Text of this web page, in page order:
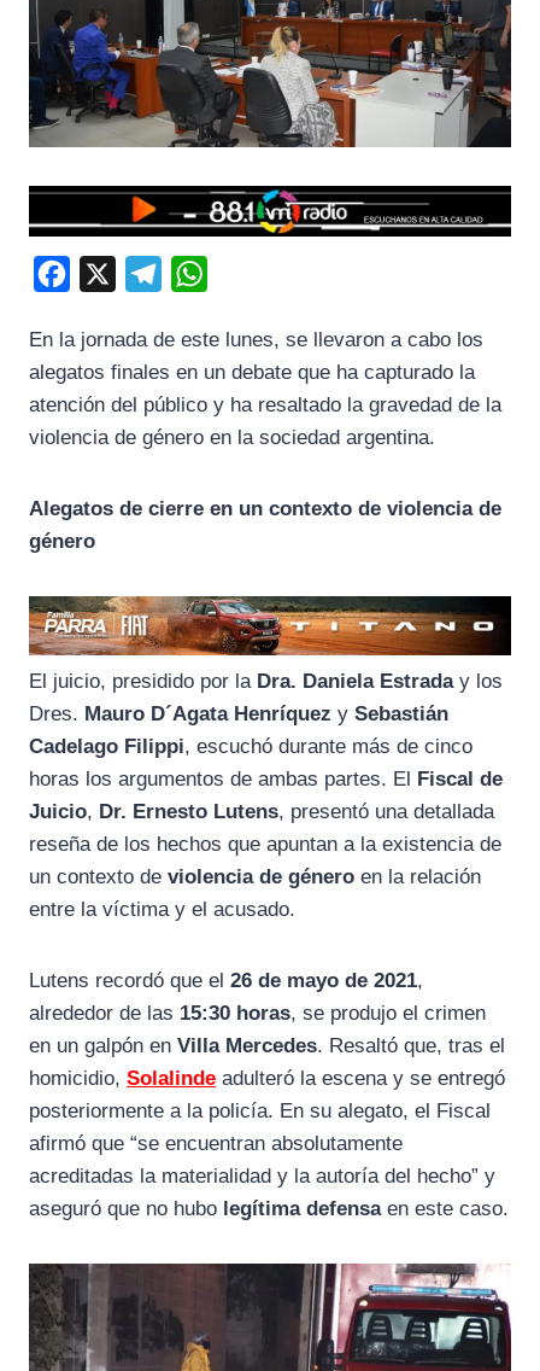
c
e
b
l
e
g
a
t
s
En la jornada de este lunes, se llevaron a cabo los
alegatos finales en un debate que ha capturado la
atención del público y ha resaltado la gravedad de la
violencia de género en la sociedad argentina.
Alegatos de cierre en un contexto de violencia de
género
El juicio, presidido por la Dra. Daniela Estraday los
Dres. Mauro D´Agata Henríquez y Sebastián
Cadelago Filippi, escuchó durante más de cinco
horas los argumentos de ambas partes. El Fiscal de
Juicio, Dr. Ernesto Lutens, presentó una detallada
reseña de los hechos que apuntan a la existencia de
un contexto de violencia de género en la relación
entre la víctima y el acusado.
Lutens recordó que el 26 de mayo de 2021,
alrededor de las 15:30 horas, se produjo el crimen
en un galpón en Villa Mercedes. Resaltó que, tras el
homicidio, Solalinde adulteró la escena y se entregó
posteriormente a la policía. En su alegato, el Fiscal
afirmó que “se encuentran absolutamente
acreditadas la materialidad y la autoría del hecho” y
aseguró que no hubo legítima defensaen este caso.